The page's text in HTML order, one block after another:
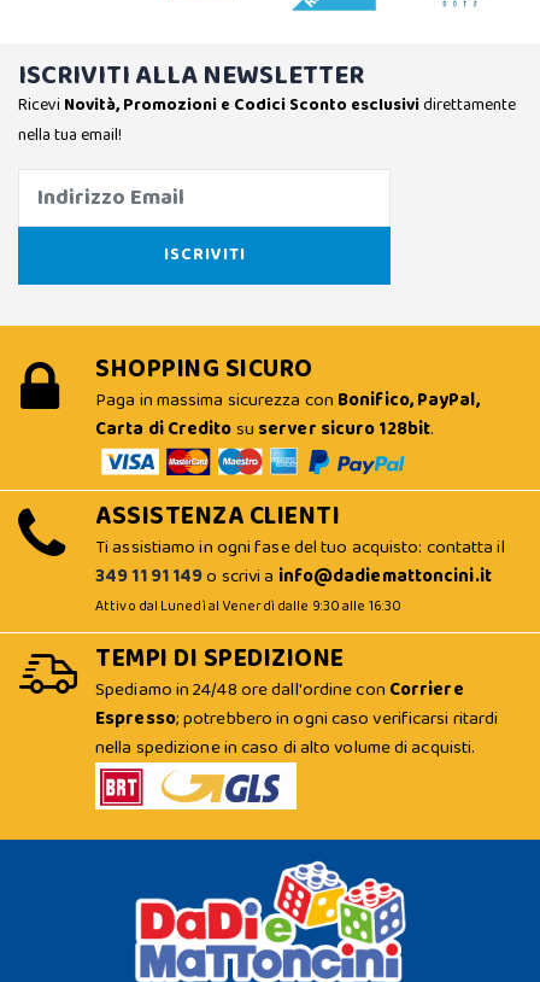
ISCRIVITI ALLA NEWSLETTER
Ricevi Novità, Promozioni e Codici Sconto esclusividirettamente
nella tua email!
SHOPPING SICURO
Paga in massima sicurezza con Bonifico, PayPal,
Carta di Creditosu server sicuro 128bit.
ASSISTENZA CLIENTI
Ti assistiamo in ogni fase del tuo acquisto: contatta il
349 11 91 149o scrivi a info@dadiemattoncini.it
Attivo dal Lunedì al Venerdì dalle 9:30 alle 16:30
TEMPI DI SPEDIZIONE
Spediamo in 24/48 ore dall'ordine con Corriere
Espresso; potrebbero in ogni caso verificarsi ritardi
nella spedizione in caso di alto volume di acquisti.